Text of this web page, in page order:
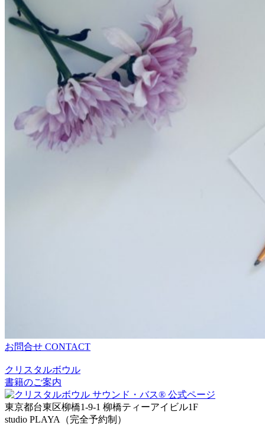
お問合せ CONTACT
クリスタルボウル
書籍のご案内
東京都台東区柳橋1-9-1 柳橋ティーアイビル1F
studio PLAYA（完全予約制）